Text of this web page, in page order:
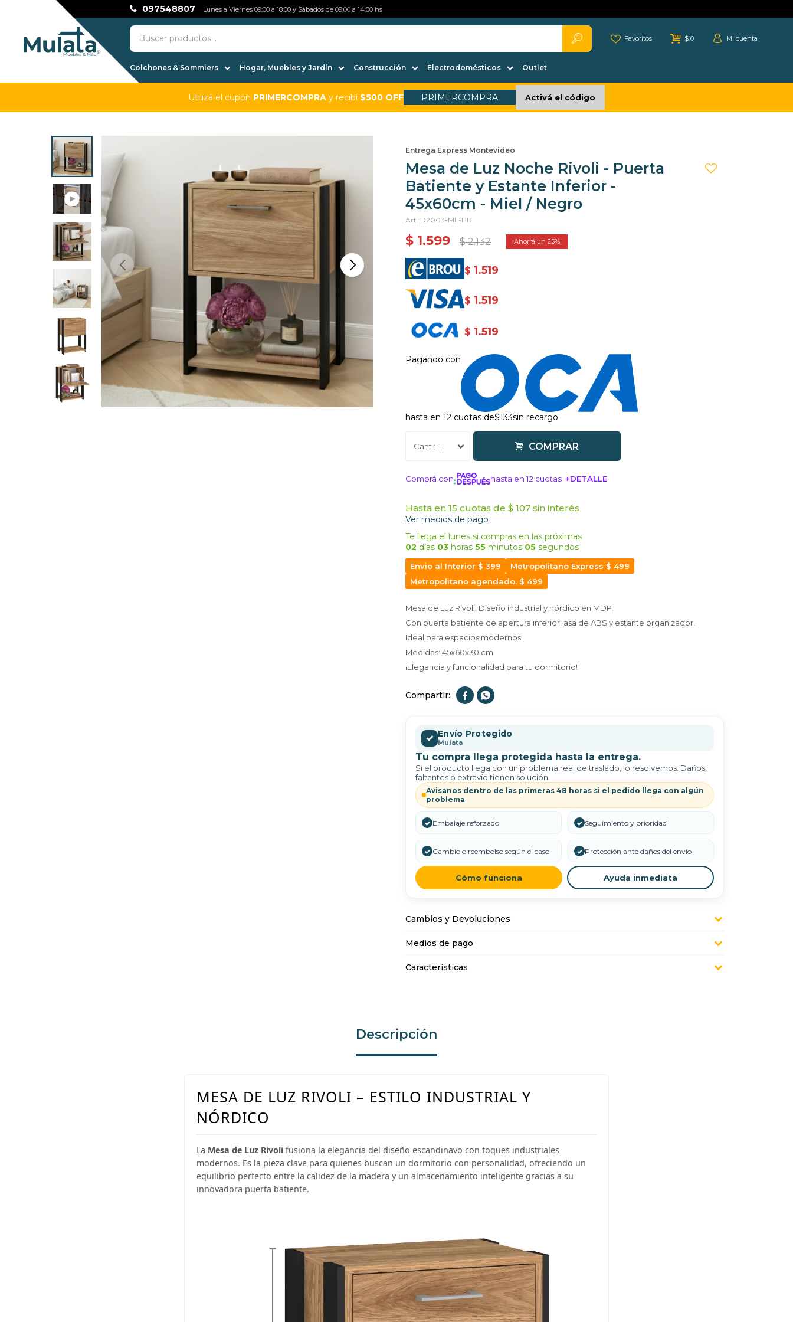
Colchones & Sommiers Hogar, Muebles y Jardín Construcción Electrodomésticos Outlet
$ 0
Favoritos
097548807 Lunes a Viernes 09:00 a 18:00 y Sábados de 09:00 a 14:00 hs
Utilizá el cupón PRIMERCOMPRA y recibí $500 OFF PRIMERCOMPRA Activá el código
Entrega Express Montevideo
Mesa de Luz Noche Rivoli - Puerta
Batiente y Estante Inferior -
45x60cm - Miel / Negro
D2003-ML-PR
$ 1.599 $ 2.132 25
$ 1.519
$ 1.519
$ 1.519
Pagando con
hasta en 12 cuotas de$133sin recargo
COMPRAR
1
Comprá con hasta en 12 cuotas +DETALLE
¡ME INTERESA!
Hasta en 15 cuotas de $ 107 sin interés
Ver medios de pago
Te llega el lunes si compras en las próximas
02 días 03 horas 55 minutos 04 segundos
Envio al Interior $ 399
Metropolitano Express $ 499
Metropolitano agendado. $ 499
Mesa de Luz Rivoli: Diseño industrial y nórdico en MDP.
Con puerta batiente de apertura inferior, asa de ABS y estante organizador.
Ideal para espacios modernos.
Medidas: 45x60x30 cm.
¡Elegancia y funcionalidad para tu dormitorio!
 
✓ Envío Protegido
Mulata
Tu compra llega protegida hasta la entrega.
Si el producto llega con un problema real de traslado, lo resolvemos. Daños,
faltantes o extravío tienen solución.
Avisanos dentro de las primeras 48 horas si el pedido llega con algún
problema
✓ Embalaje reforzado ✓ Seguimiento y prioridad
✓ Cambio o reembolso según el caso ✓ Protección ante daños del envío
Cómo funciona Ayuda inmediata
Cambios y Devoluciones
Medios de pago
Características
Descripción
MESA DE LUZ RIVOLI – ESTILO INDUSTRIAL Y
NÓRDICO
La Mesa de Luz Rivoli fusiona la elegancia del diseño escandinavo con toques industriales
modernos. Es la pieza clave para quienes buscan un dormitorio con personalidad, ofreciendo un
equilibrio perfecto entre la calidez de la madera y un almacenamiento inteligente gracias a su
innovadora puerta batiente.
Comprá ahora y Pagá
Después, hasta en 12
comprar!
Comprá en 3 cuotas sin recargo o hasta en
12 cuotas * ¡Solo con tu cédula!
* sujeto aprobación crediticia.
Verifica si estás calificado para comprar con
Pago Después:
Estás calificado para comprar usando Pago